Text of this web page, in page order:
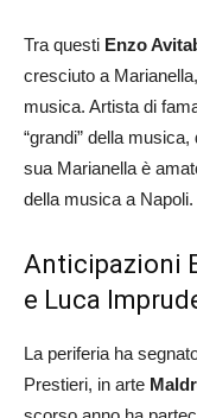
Tra questi Enzo
cresciuto a
musica. Artista di
“grandi” della
sua Marianella è
della musica a Napoli.
Anticipazioni
e Luca
La periferia ha
Prestieri, in arte